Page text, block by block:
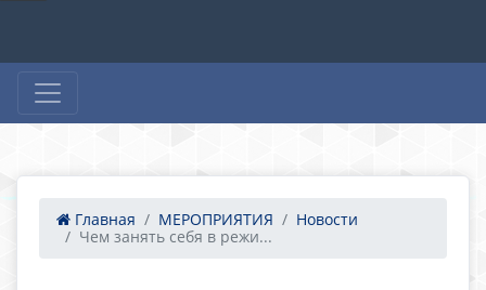
Главная МЕРОПРИЯТИЯ
Новости
Чем занять себя в режи...